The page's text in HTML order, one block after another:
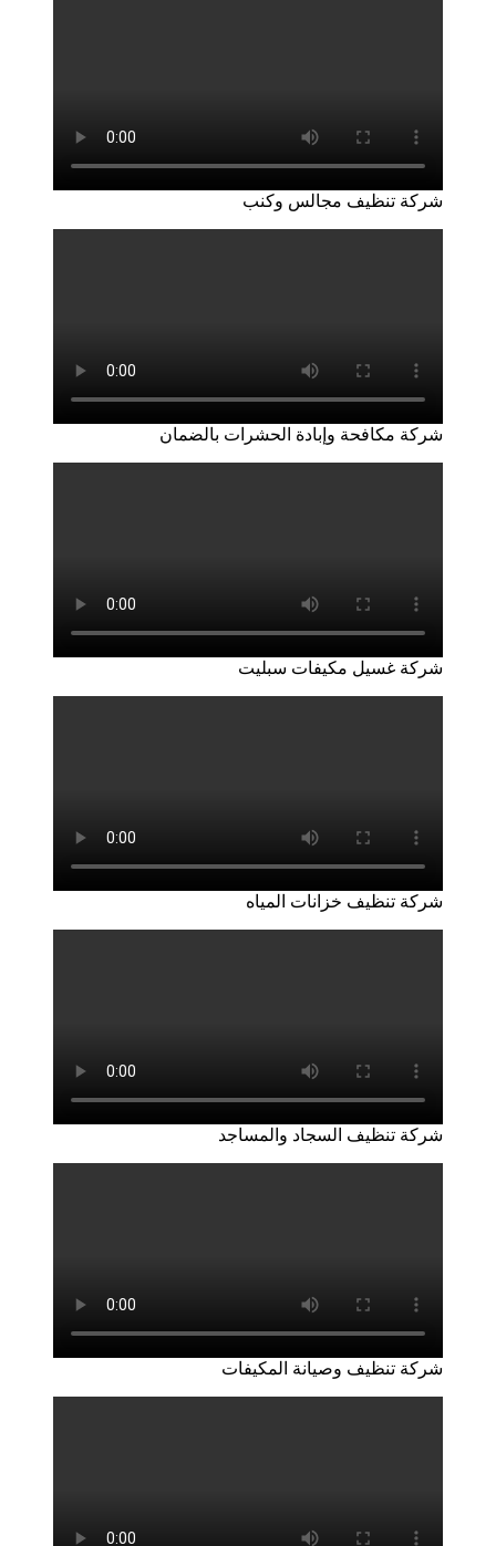
شركة تنظيف مجالس وكنب
شركة مكافحة وإبادة الحشرات بالضمان
شركة غسيل مكيفات سبليت
شركة تنظيف خزانات المياه
شركة تنظيف السجاد والمساجد
شركة تنظيف وصيانة المكيفات